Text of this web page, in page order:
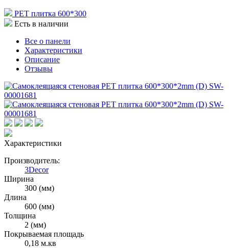
РЕТ плитка 600*300
Есть в наличии
Все о панели
Характеристики
Описание
Отзывы
Характеристики
Производитель:
3Decor
Ширина
300 (мм)
Длина
600 (мм)
Толщина
2 (мм)
Покрываемая площадь
0,18 м.кв